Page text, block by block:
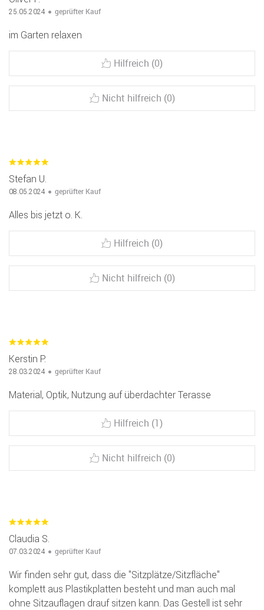
25.05.2024 geprüfter Kauf
im Garten relaxen
Hilfreich (0)
Nicht hilfreich (0)
Stefan U.
08.05.2024 geprüfter Kauf
Alles bis jetzt o. K.
Hilfreich (0)
Nicht hilfreich (0)
Kerstin P.
28.03.2024 geprüfter Kauf
Material, Optik, Nutzung auf überdachter Terasse
Hilfreich (1)
Nicht hilfreich (0)
Claudia S.
07.03.2024 geprüfter Kauf
Wir finden sehr gut, dass die "Sitzplätze/Sitzfläche"
komplett aus Plastikplatten besteht und man auch mal
ohne Sitzauflagen drauf sitzen kann. Das Gestell ist sehr